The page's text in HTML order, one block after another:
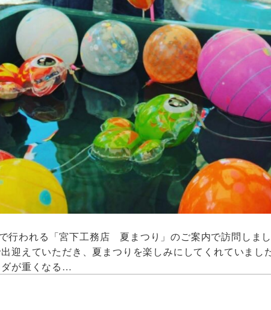
行われる「宮下工務店 夏まつり」のご案内で訪問しまし
迎えていただき、夏まつりを楽しみにしてくれていまし
が重くなる…